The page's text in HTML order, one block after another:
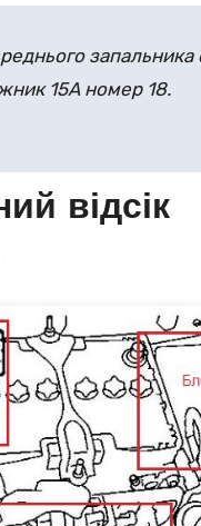
запальника
15А номер 18.
відсік